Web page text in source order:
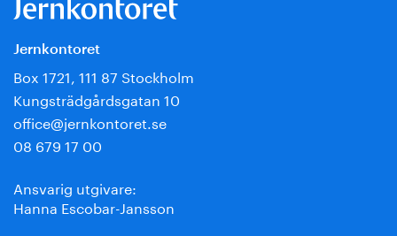
Jernkontoret
Box 1721, 111 87 Stockholm
Kungsträdgårdsgatan 10
office@jernkontoret.se
08 679 17 00
Ansvarig utgivare:
Hanna Escobar-Jansson